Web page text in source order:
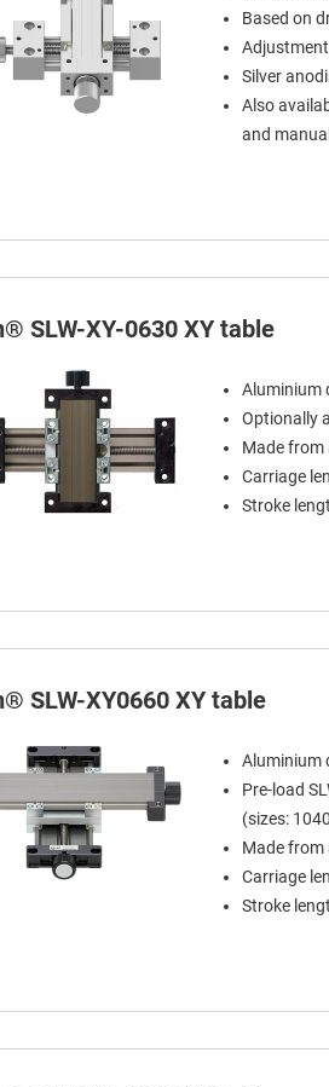
Based on
Silver
Also
and
SLW-XY-0630 XY table
Aluminium
Optionally
Made from
Carriage
Stroke
SLW-XY0660 XY table
Aluminium
Pre-load
(sizes:
Made from
Carriage
Stroke